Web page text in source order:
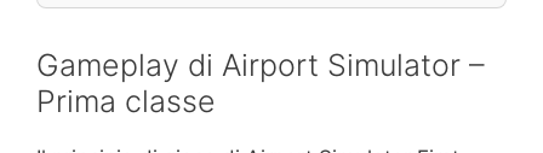
Gameplay di Airport Simulator –
Prima classe